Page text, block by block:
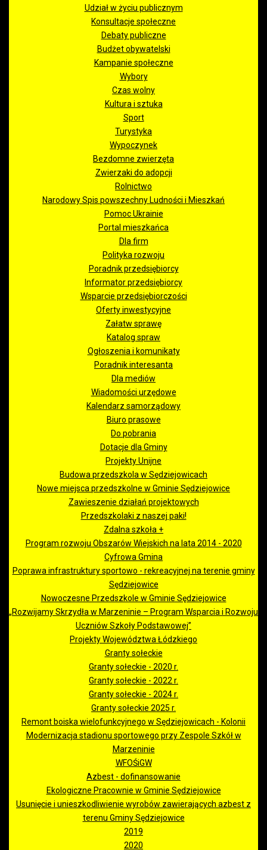
Udział w życiu publicznym
Konsultacje społeczne
Debaty publiczne
Budżet obywatelski
Kampanie społeczne
Wybory
Czas wolny
Kultura i sztuka
Sport
Turystyka
Wypoczynek
Bezdomne zwierzęta
Zwierzaki do adopcji
Rolnictwo
Narodowy Spis powszechny Ludności i Mieszkań
Pomoc Ukrainie
Portal mieszkańca
Dla firm
Polityka rozwoju
Poradnik przedsiębiorcy
Informator przedsiębiorcy
Wsparcie przedsiębiorczości
Oferty inwestycyjne
Załatw sprawę
Katalog spraw
Ogłoszenia i komunikaty
Poradnik interesanta
Dla mediów
Wiadomości urzędowe
Kalendarz samorządowy
Biuro prasowe
Do pobrania
Dotacje dla Gminy
Projekty Unijne
Budowa przedszkola w Sędziejowicach
Nowe miejsca przedszkolne w Gminie Sędziejowice
Zawieszenie działań projektowych
Przedszkolaki z naszej paki!
Zdalna szkoła +
Program rozwoju Obszarów Wiejskich na lata 2014 - 2020
Cyfrowa Gmina
Poprawa infrastruktury sportowo - rekreacyjnej na terenie gminy
Sędziejowice
Nowoczesne Przedszkole w Gminie Sędziejowice
„Rozwijamy Skrzydła w Marzeninie – Program Wsparcia i Rozwoju
Uczniów Szkoły Podstawowej”
Projekty Województwa Łódzkiego
Granty sołeckie
Granty sołeckie - 2020 r.
Granty sołeckie - 2022 r.
Granty sołeckie - 2024 r.
Granty sołeckie 2025 r.
Remont boiska wielofunkcyjnego w Sędziejowicach - Kolonii
Modernizacja stadionu sportowego przy Zespole Szkół w
Marzeninie
WFOŚiGW
Azbest - dofinansowanie
Ekologiczne Pracownie w Gminie Sędziejowice
Usunięcie i unieszkodliwienie wyrobów zawierających azbest z
terenu Gminy Sędziejowice
2019
2020